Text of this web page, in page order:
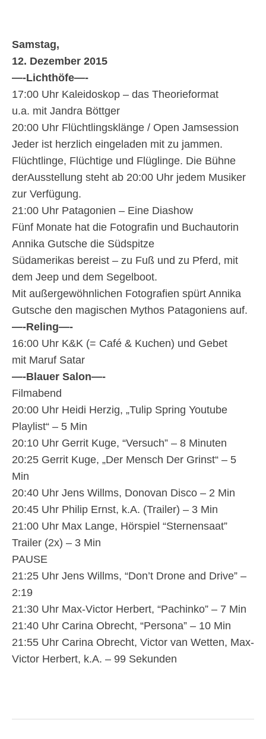
Samstag,
12. Dezember 2015
—-Lichthöfe—-
17:00 Uhr Kaleidoskop – das Theorieformat
u.a. mit Jandra Böttger
20:00 Uhr Flüchtlingsklänge / Open Jamsession
Jeder ist herzlich eingeladen mit zu jammen.
Flüchtlinge, Flüchtige und Flüglinge. Die Bühne
derAusstellung steht ab 20:00 Uhr jedem Musiker
zur Verfügung.
21:00 Uhr Patagonien – Eine Diashow
Fünf Monate hat die Fotografin und Buchautorin
Annika Gutsche die Südspitze
Südamerikas bereist – zu Fuß und zu Pferd, mit
dem Jeep und dem Segelboot.
Mit außergewöhnlichen Fotografien spürt Annika
Gutsche den magischen Mythos Patagoniens auf.
—-Reling—-
16:00 Uhr K&K (= Café & Kuchen) und Gebet
mit Maruf Satar
—-Blauer Salon—-
Filmabend
20:00 Uhr Heidi Herzig, „Tulip Spring Youtube
Playlist“ – 5 Min
20:10 Uhr Gerrit Kuge, “Versuch” – 8 Minuten
20:25 Gerrit Kuge, „Der Mensch Der Grinst“ – 5
Min
20:40 Uhr Jens Willms, Donovan Disco – 2 Min
20:45 Uhr Philip Ernst, k.A. (Trailer) – 3 Min
21:00 Uhr Max Lange, Hörspiel “Sternensaat”
Trailer (2x) – 3 Min
PAUSE
21:25 Uhr Jens Willms, “Don’t Drone and Drive” –
2:19
21:30 Uhr Max-Victor Herbert, “Pachinko” – 7 Min
21:40 Uhr Carina Obrecht, “Persona” – 10 Min
21:55 Uhr Carina Obrecht, Victor van Wetten, Max-
Victor Herbert, k.A. – 99 Sekunden